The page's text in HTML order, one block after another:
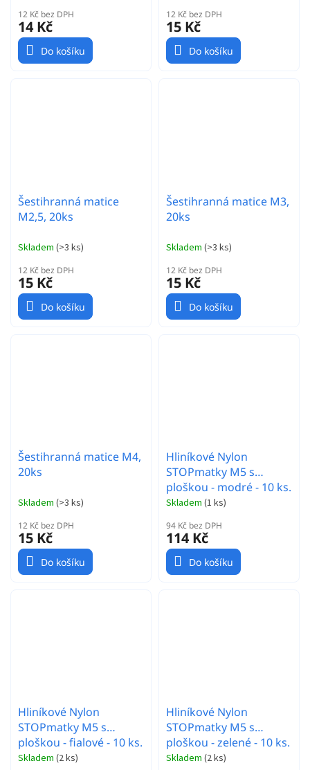
12 Kč bez DPH
14 Kč
Do košíku
12 Kč bez DPH
15 Kč
Do košíku
Šestihranná matice
M2,5, 20ks
Skladem (>3 ks)
12 Kč bez DPH
15 Kč
Do košíku
Šestihranná matice M3,
20ks
Skladem (>3 ks)
12 Kč bez DPH
15 Kč
Do košíku
Šestihranná matice M4,
20ks
Skladem (>3 ks)
12 Kč bez DPH
15 Kč
Do košíku
Hliníkové Nylon
STOPmatky M5 s
ploškou - modré - 10 ks.
Skladem (1 ks)
94 Kč bez DPH
114 Kč
Do košíku
Hliníkové Nylon
STOPmatky M5 s
ploškou - fialové - 10 ks.
Skladem (2 ks)
Hliníkové Nylon
STOPmatky M5 s
ploškou - zelené - 10 ks.
Skladem (2 ks)